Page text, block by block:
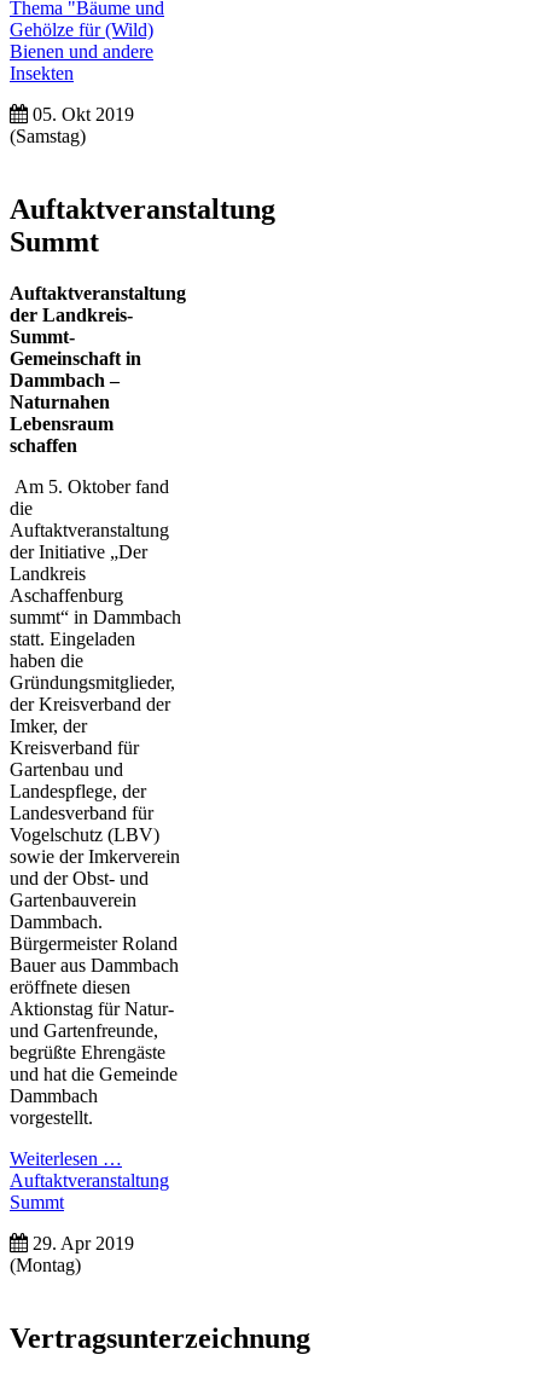
Thema "Bäume und
Gehölze für (Wild)
Bienen und andere
Insekten
05. Okt 2019
(Samstag)
Auftaktveranstaltung
Summt
Auftaktveranstaltung
der Landkreis-
Summt-
Gemeinschaft in
Dammbach –
Naturnahen
Lebensraum
schaffen
Am 5. Oktober fand
die
Auftaktveranstaltung
der Initiative „Der
Landkreis
Aschaffenburg
summt“ in Dammbach
statt. Eingeladen
haben die
Gründungsmitglieder,
der Kreisverband der
Imker, der
Kreisverband für
Gartenbau und
Landespflege, der
Landesverband für
Vogelschutz (LBV)
sowie der Imkerverein
und der Obst- und
Gartenbauverein
Dammbach.
Bürgermeister Roland
Bauer aus Dammbach
eröffnete diesen
Aktionstag für Natur-
und Gartenfreunde,
begrüßte Ehrengäste
und hat die Gemeinde
Dammbach
vorgestellt.
Weiterlesen …
Auftaktveranstaltung
Summt
29. Apr 2019
(Montag)
Vertragsunterzeichnung